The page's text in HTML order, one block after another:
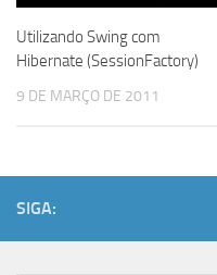
Utilizando Swing com
Hibernate (SessionFactory)
9 DE MARÇO DE 2011
SIGA: